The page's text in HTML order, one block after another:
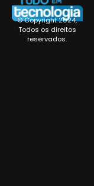
© Copyright 2024,
Todos os direitos
reservados.